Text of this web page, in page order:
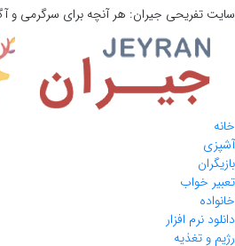
سایت تفریحی جیران: هر آنچه برای سرگرمی و
خانه
آشپزی
بازیگران
تعبیر خواب
خانواده
دانلود نرم افزار
رژیم و تغذیه